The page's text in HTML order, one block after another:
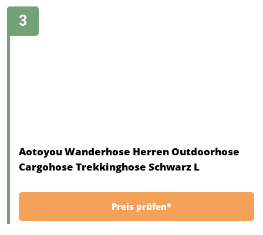
Aotoyou Wanderhose Herren Outdoorhose
Cargohose Trekkinghose Schwarz L
Preis prüfen*